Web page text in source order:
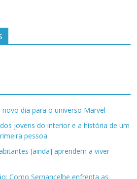
dia para o universo Marvel
jovens do interior e a história de um
pessoa
[ainda] aprendem a viver
Como Sernancelhe enfrenta as